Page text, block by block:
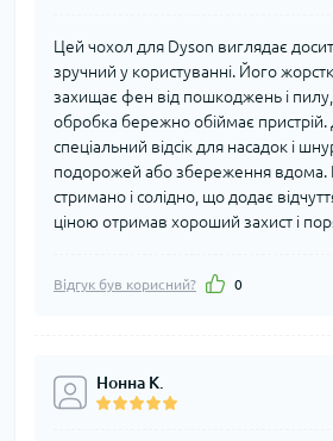
Цей чохол для Dyson виглядає
зручний у користуванні. Його
захищає фен від пошкоджень і
обробка бережно обіймає
спеціальний відсік для насадок і
подорожей або збереження вдома.
стримано і солідно, що додає
ціною отримав хороший захист і
Відгук був корисний? 0
Нонна К.